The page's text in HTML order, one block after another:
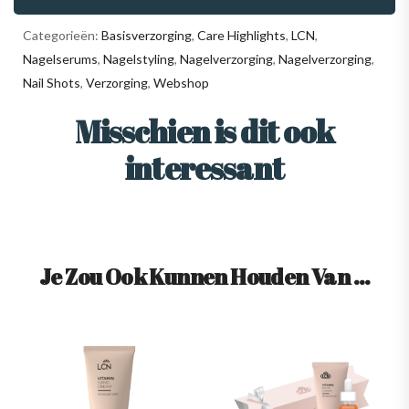
Categorieën: Basisverzorging, Care Highlights, LCN,
Nagelserums, Nagelstyling, Nagelverzorging, Nagelverzorging,
Nail Shots, Verzorging, Webshop
Misschien is dit ook
interessant
Je Zou Ook Kunnen Houden Van …